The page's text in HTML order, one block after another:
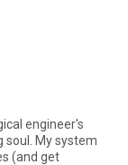
engineer's
soul. ​My system
(and get